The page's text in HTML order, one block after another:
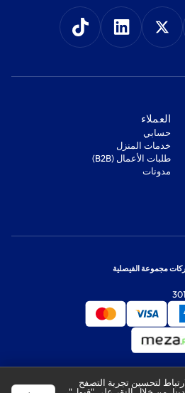
‫العملاء‬
‫حسابي‬
‫خدمات المنزل‬
‫طلبات الأعمال (B2B)‬
مدونات
لتحسين تجربة التصفح